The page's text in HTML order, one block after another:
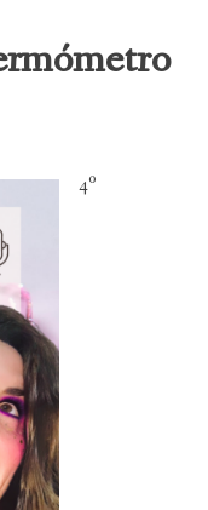
4º